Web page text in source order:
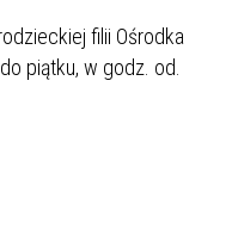
filii Ośrodka
piątku, w godz. od.